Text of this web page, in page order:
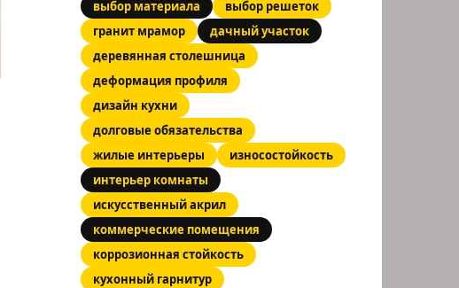
выбор материала
выбор решеток
гранит мрамор
дачный участок
деревянная столешница
деформация профиля
дизайн кухни
долговые обязательства
жилые интерьеры
износостойкость
интерьер комнаты
искусственный акрил
коммерческие помещения
коррозионная стойкость
кухонный гарнитур